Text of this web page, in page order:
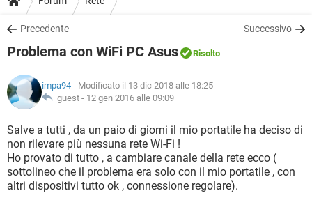
INTRATTENIMENTO
iOS
INSTAGRAM WHATSAPP
TIKTOK
HARDWARE
COVID-19
INSTAGRAM WHATSAPP
TIKTOK
HARDWARE
DOWNLOAD
COVID-19 GAMING
INTRATTENIMENTO
iOS WINDOWS 10
INSTAGRAM WHATSAPP
TIKTOK FACEBOOK
HARDWARE
COVID-19 GAMING
INTRATTENIMENTO
iOS WINDOWS 10
INSTAGRAM WHATSAPP
TIKTOK FACEBOOK
GLOSSARIO
COVID-19 GAMING
INTRATTENIMENTO ANDROID
iOS WINDOWS 10
INSTAGRAM WHATSAPP
Precedente Successivo
Problema con WiFi PC Asus Risolto
impa94 - Modificato il 13 dic 2018 alle 18:25
guest - 12 gen 2016 alle 09:09
Salve a tutti , da un paio di giorni il mio portatile ha deciso di
non rilevare più nessuna rete Wi-Fi !
Ho provato di tutto , a cambiare canale della rete ecco (
sottolineo che il problema era solo con il mio portatile , con
altri dispositivi tutto ok , connessione regolare).